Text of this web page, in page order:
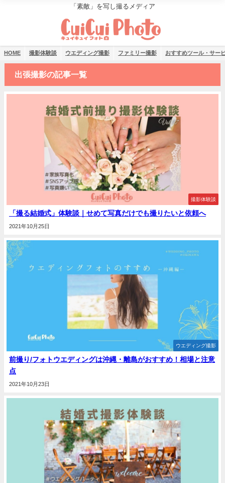
「素敵」を写し撮るメディア
HOME 撮影体験談 ウエディング撮影 ファミリー撮影 おすすめツール・サー
出張撮影の記事一覧
撮影体験談
「撮る結婚式」体験談｜せめて写真だけでも撮りたいと依頼へ
2021年10月25日
ウエディング撮影
前撮り/フォトウエディングは沖縄・離島がおすすめ！相場と注意
点
2021年10月23日